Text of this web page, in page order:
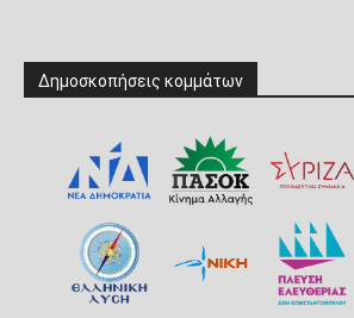
Δημοσκοπήσεις κομμάτων